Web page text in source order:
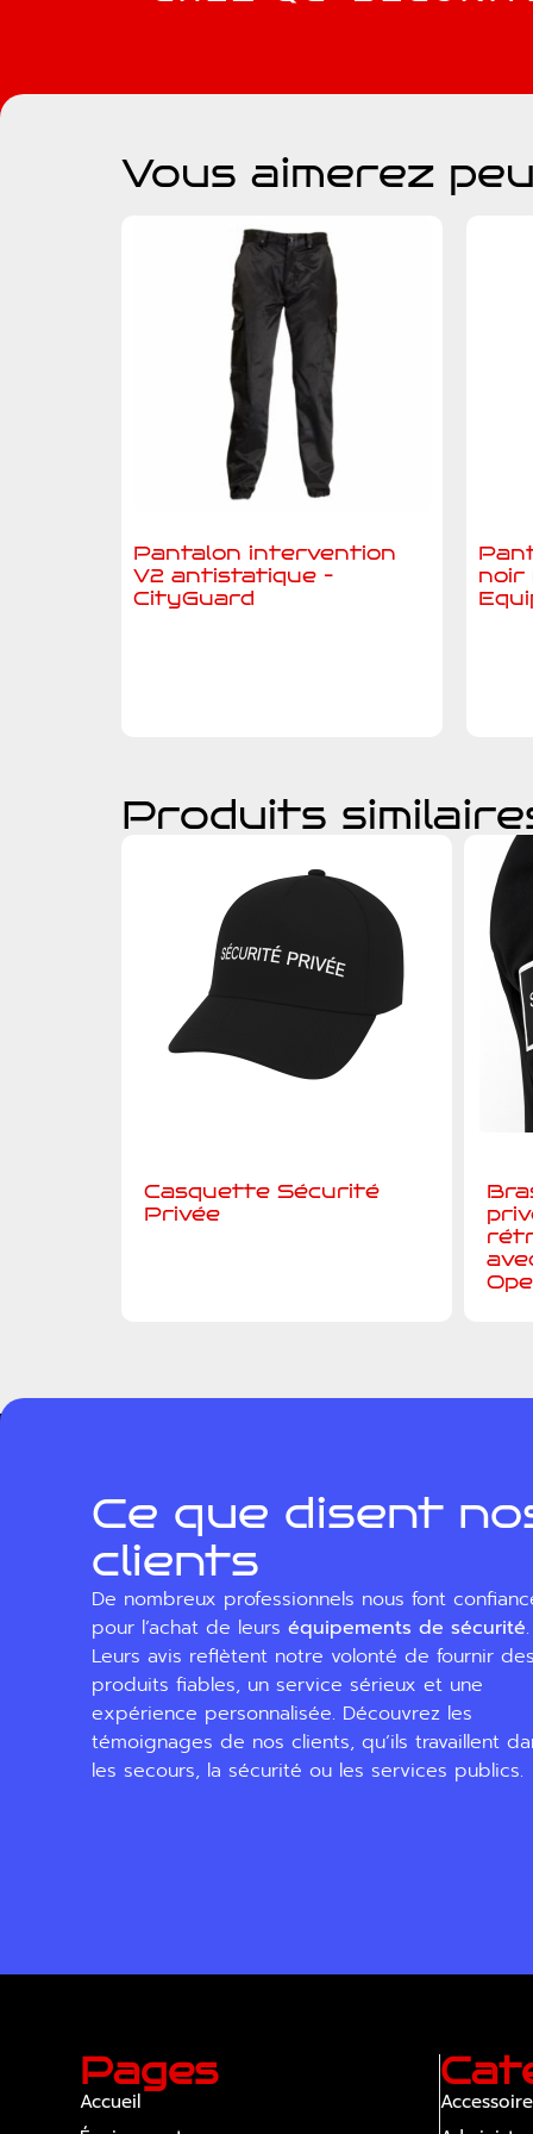
Vous aimerez
Pantalon intervention
V2 antistatique –
CityGuard
noir
Produits
Casquette Sécurité
Privée
Ce que disent
clients
De nombreux professionnels nous font
pour l’achat de leurséquipements de sécurité.
Leurs avis reflètent notre volonté de fournir des
produits fiables, un service sérieux et une
expérience personnalisée. Découvrez les
témoignages de nos clients, qu’ils travaillent
les secours, la sécurité ou les services publics.
Pages
Accueil